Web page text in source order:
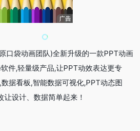
口袋动画团队)全新升级的一款PPT动画
件,轻量级产品,让PPT动效表达更专
据看板,智能数据可视化,PPT动态图
设计、数据简单起来！